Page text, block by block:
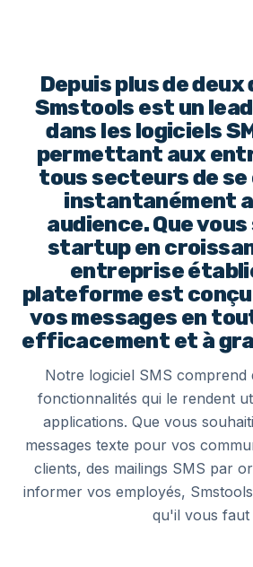
Depuis plus de
Smstools est un
dans les logiciels
permettant aux
tous secteurs de
instantanément
audience. Que
startup en
entreprise
plateforme est
vos messages en
efficacement et à
Notre logiciel SMS comprend
fonctionnalités qui le rendent
applications. Que vous
messages texte pour vos
clients, des mailings SMS par
informer vos employés,
qu'il vous faut